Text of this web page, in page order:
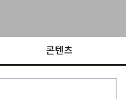
콘텐츠